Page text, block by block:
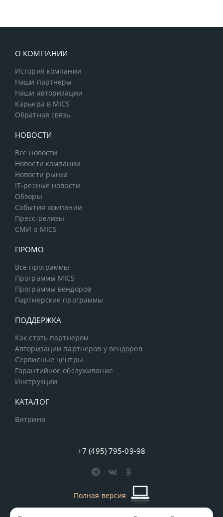
О КОМПАНИИ
История компании
Наши партнеры
Наши авторизации
Карьера в MICS
Обратная связь
НОВОСТИ
Все новости
Новости компании
Новости рынка
IT-ресные новости
Обзоры
События компании
Пресс-релизы
СМИ о MICS
ПРОМО
Все программы
Программы MICS
Программы вендоров
Партнерские программы
ПОДДЕРЖКА
Как стать партнером
Авторизации партнеров у вендоров
Сервисные центры
Гарантийное обслуживание
Инструкции
КАТАЛОГ
Витрина
+7 (495) 795-09-98
Полная версия